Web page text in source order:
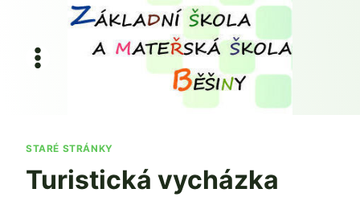
obsah
STARÉ STRÁNKY
Turistická vycházka